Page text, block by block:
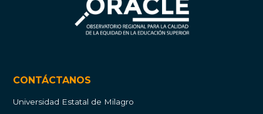
CONTÁCTANOS
Universidad Estatal de Milagro